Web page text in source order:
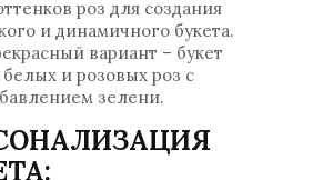
роз для создания
и динамичного букета.
вариант – букет
белых и розовых роз с
зелени.